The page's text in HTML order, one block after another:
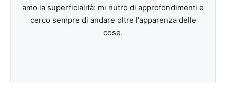
amo la superficialità: mi nutro di approfondimenti e
cerco sempre di andare oltre l'apparenza delle
cose.